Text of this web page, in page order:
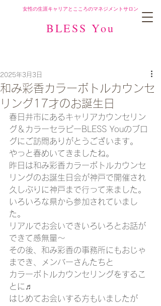
BLESS You
女性の生涯キャリアとこころのマネジメントサロン
和み彩香カラーボトルカウンセ
リング17才のお誕生日
2025年3月3日
春日井市にあるキャリアカウンセリン
グ＆カラーセラピーBLESS Youのブロ
グにご訪問ありがとうございます。
やっと春めいてきましたね。
昨日は和み彩香カラーボトルカウンセ
リングのお誕生日会が神戸で開催され
久しぶりに神戸まで行って来ました。
いろいろな県から参加されていまし
た。
リアルでお会いできいろいろとお話が
できて感無量～
その後、和み彩香の事務所にもおじゃ
までき、メンバーさんたちと
カラーボトルカウンセリングをするこ
とに♬
はじめてお会いする方もいましたが